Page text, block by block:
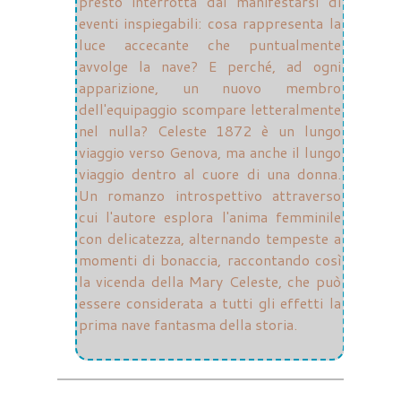
eventi inspiegabili: cosa rappresenta la
luce accecante che puntualmente
avvolge la nave? E perché, ad ogni
apparizione, un nuovo membro
dell'equipaggio scompare letteralmente
nel nulla? Celeste 1872 è un lungo
viaggio verso Genova, ma anche il lungo
viaggio dentro al cuore di una donna.
Un romanzo introspettivo attraverso
cui l'autore esplora l'anima femminile
con delicatezza, alternando tempeste a
momenti di bonaccia, raccontando così
la vicenda della Mary Celeste, che può
essere considerata a tutti gli effetti la
prima nave fantasma della storia.